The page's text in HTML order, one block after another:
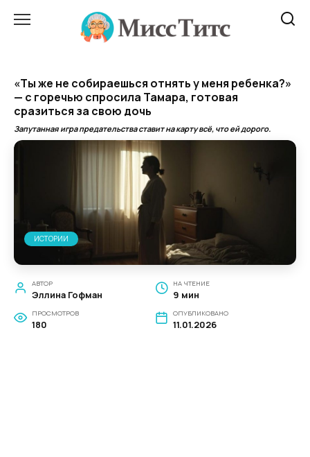
«Ты же не собираешься отнять у меня ребенка?»
— с горечью спросила Тамара, готовая
сразиться за свою дочь
Запутанная игра предательства ставит на карту всё, что ей дорого.
ИСТОРИИ
АВТОР
Эллина Гофман
НА ЧТЕНИЕ
9 мин
ПРОСМОТРОВ
180
ОПУБЛИКОВАНО
11.01.2026